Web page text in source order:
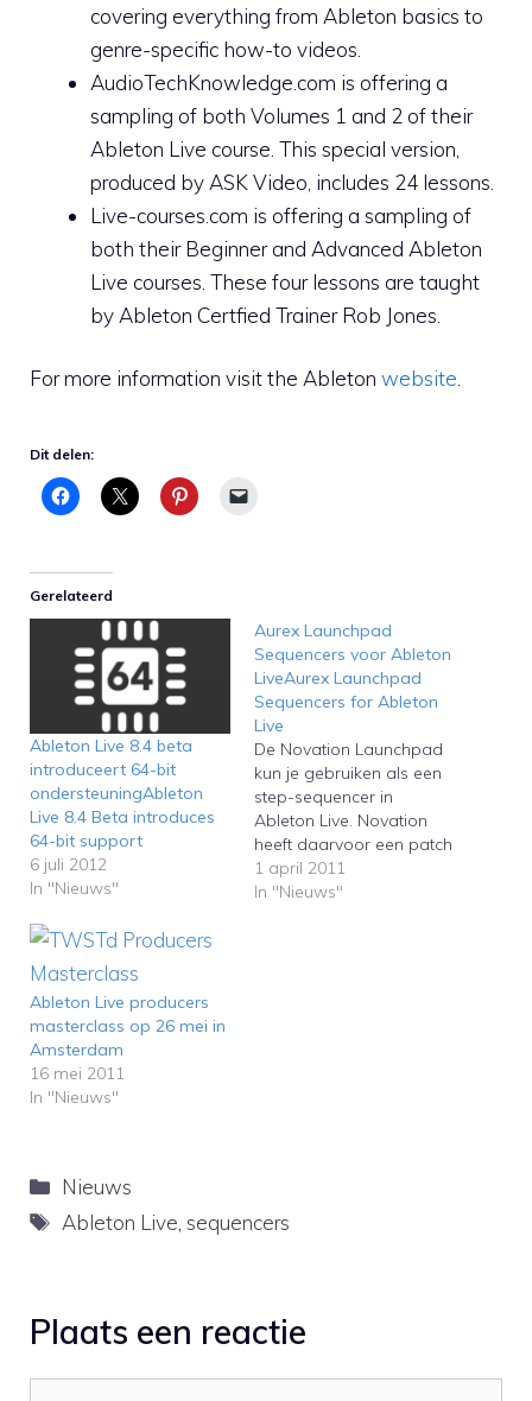
covering everything from Ableton basics to
genre-specific how-to videos.
AudioTechKnowledge.com is offering a
sampling of both Volumes 1 and 2 of their
Ableton Live course. This special version,
produced by ASK Video, includes 24 lessons.
Live-courses.com is offering a sampling of
both their Beginner and Advanced Ableton
Live courses. These four lessons are taught
by Ableton Certfied Trainer Rob Jones.
For more information visit the Ableton website.
Dit delen:
Gerelateerd
Ableton Live 8.4 beta
introduceert 64-bit
ondersteuningAbleton
Live 8.4 Beta introduces
64-bit support
6 juli 2012
In "Nieuws"
Aurex Launchpad
Sequencers voor Ableton
LiveAurex Launchpad
Sequencers for Ableton
Live
De Novation Launchpad
kun je gebruiken als een
step-sequencer in
Ableton Live. Novation
heeft daarvoor een patch
uitgebracht voor
gebruikers van (het
1 april 2011
In "Nieuws"
Ableton Live producers
masterclass op 26 mei in
Amsterdam
16 mei 2011
In "Nieuws"
Categorieën
Nieuws
Tags
Ableton Live,sequencers
Plaats een reactie